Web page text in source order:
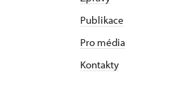
Publikace
Pro média
Kontakty